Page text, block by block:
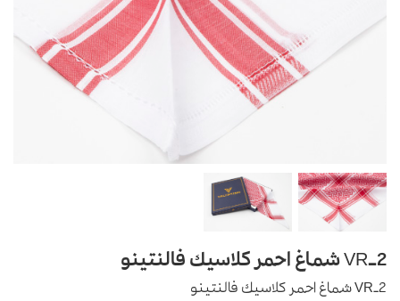
VR-2 شماغ احمر كلاسيك فالنتينو
VR-2 شماغ احمر كلاسيك فالنتينو